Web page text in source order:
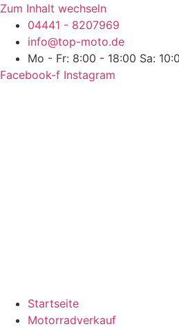
Zum Inhalt wechseln
04441 - 8207969
info@top-moto.de
Mo - Fr: 8:00 - 18:00 Sa:
Facebook-f Instagram
Startseite
Motorradverkauf